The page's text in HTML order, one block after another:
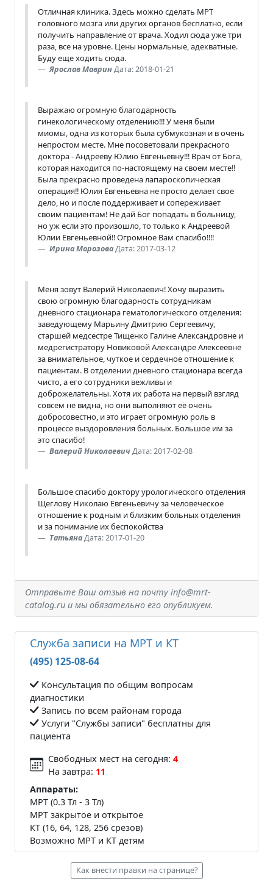
Отличная клиника. Здесь можно сделать МРТ
головного мозга или других органов бесплатно, если
получить направление от врача. Ходил сюда уже три
раза, все на уровне. Цены нормальные, адекватные.
Буду еще ходить сюда.
Ярослав МавринДата: 2018-01-21
Выражаю огромную благодарность
гинекологическому отделению!!! У меня были
миомы, одна из которых была субмукозная и в очень
непростом месте. Мне посоветовали прекрасного
доктора - Андрееву Юлию Евгеньевну!!! Врач от Бога,
которая находится по-настоящему на своем месте!!
Была прекрасно проведена лапароскопическая
операция!! Юлия Евгеньевна не просто делает свое
дело, но и после поддерживает и сопереживает
своим пациентам! Не дай Бог попадать в больницу,
но уж если это произошло, то только к Андреевой
Юлии Евгеньевной!! Огромное Вам спасибо!!!!
Ирина МорозоваДата: 2017-03-12
Меня зовут Валерий Николаевич! Хочу выразить
свою огромную благодарность сотрудникам
дневного стационара гематологического отделения:
заведующему Марьину Дмитрию Сергеевичу,
старшей медсестре Тищенко Галине Александровне и
медрегистратору Новиковой Александре Алексеевне
за внимательное, чуткое и сердечное отношение к
пациентам. В отделении дневного стационара всегда
чисто, а его сотрудники вежливы и
доброжелательны. Хотя их работа на первый взгляд
совсем не видна, но они выполняют её очень
добросовестно, и это играет огромную роль в
процессе выздоровления больных. Большое им за
это спасибо!
Валерий НиколаевичДата: 2017-02-08
Большое спасибо доктору урологического отделения
Щеглову Николаю Евгеньевичу за человеческое
отношение к родным и близким больных отделения
и за понимание их беспокойства
ТатьянаДата: 2017-01-20
Отправьте Ваш отзыв на почту info@mrt-
catalog.ru и мы обязательно его опубликуем.
Служба записи на МРТ и КТ
(495) 125-08-64
Консультация по общим вопросам
диагностики
Запись по всем районам города
Услуги "Службы записи" бесплатны для
пациента
Свободных мест на сегодня: 4
На завтра: 11
Аппараты:
МРТ (0.3 Тл - 3 Тл)
МРТ закрытое и открытое
КТ (16, 64, 128, 256 срезов)
Возможно МРТ и КТ детям
Как внести правки на странице?